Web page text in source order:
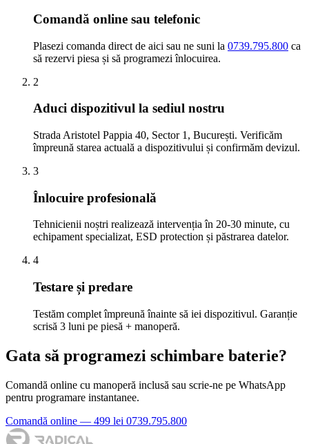
Comandă online sau telefonic
Plasezi comanda direct de aici sau ne suni la 0739.795.800 ca
să rezervi piesa și să programezi înlocuirea.
2
Aduci dispozitivul la sediul nostru
Strada Aristotel Pappia 40, Sector 1, București. Verificăm
împreună starea actuală a dispozitivului și confirmăm devizul.
3
Înlocuire profesională
Tehnicienii noștri realizează intervenția în 20-30 minute, cu
echipament specializat, ESD protection și păstrarea datelor.
4
Testare și predare
Testăm complet împreună înainte să iei dispozitivul. Garanție
scrisă 3 luni pe piesă + manoperă.
Gata să programezi schimbare baterie?
Comandă online cu manoperă inclusă sau scrie-ne pe WhatsApp
pentru programare instantanee.
Comandă online — 499 lei 0739.795.800